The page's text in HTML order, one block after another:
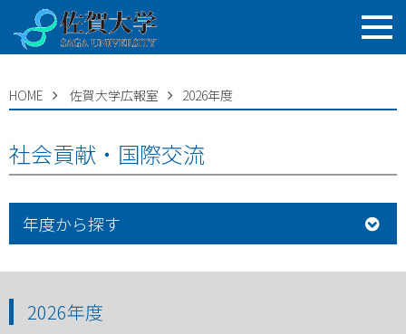
HOME 佐賀大学広報室 2026年度
社会貢献・国際交流
年度から探す
2026年度